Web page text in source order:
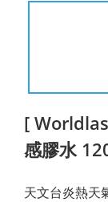
[
感膠水
天文台炎熱天